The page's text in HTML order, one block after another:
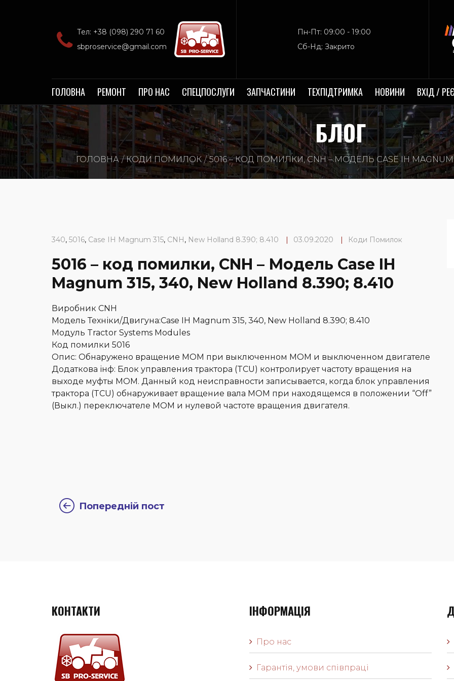
Тел: +38 (098) 290 71 60‬
sbproservice@gmail.com
Пн-Пт: 09:00 - 19:00
Сб-Нд: Закрито
ГОЛОВНА РЕМОНТ ПРО НАС СПЕЦПОСЛУГИ ЗАПЧАСТИНИ ТЕХПІДТРИМКА НОВИНИ ВХІД /
БЛОГ
ГОЛОВНА КОДИ ПОМИЛОК 5016 – КОД ПОМИЛКИ, CNH – МОДЕЛЬ CASE IH MAGNUM
340, 5016, Case IH Magnum 315, CNH , New Holland 8.390; 8.410 03.09.2020 Коди Помилок
5016 – код помилки, CNH – Модель Case IH
Magnum 315, 340, New Holland 8.390; 8.410
Виробник CNH
Модель Техніки/Двигуна:Case IH Magnum 315, 340, New Holland 8.390; 8.410
Модуль Tractor Systems Modules
Код помилки 5016
Опис: Обнаружено вращение МОМ при выключенном МОМ и выключенном двигателе
Додаткова інф: Блок управления трактора (TCU) контролирует частоту вращения на
выходе муфты МОМ. Данный код неисправности записывается, когда блок управления
трактора (TCU) обнаруживает вращение вала МОМ при находящемся в положении “Off”
(Выкл.) переключателе МОМ и нулевой частоте вращения двигателя.
Попередній пост
КОНТАКТИ ІНФОРМАЦІЯ
Про нас
Гарантія, умови співпраці